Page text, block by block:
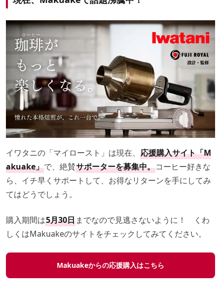
イワタニの「マイロースト」は現在、 応援購入サイト「M
akuake」で、絶賛サポーターを募集中。コーヒー好きな
ら、イチ早くサポートして、お得なリターンを手にしてみ
てはどうでしょう。
購入期間は5月30日までなので見逃さないように！ くわ
しくはMakuakeのサイトをチェックしてみてください。
Makuakeからの応援購入はこちら